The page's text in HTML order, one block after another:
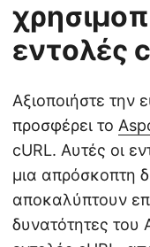
εντολές
Αξιοποιήστε την
προσφέρει το
cURL. Αυτές οι
μια απρόσκοπτη
αποκαλύπτουν
δυνατότητες του